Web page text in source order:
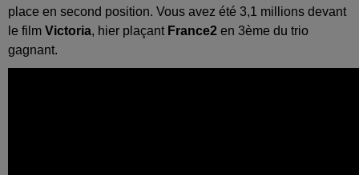
place en second position. Vous avez été 3,1 millions devant
le film Victoria, hier plaçant France2 en 3ème du trio
gagnant.